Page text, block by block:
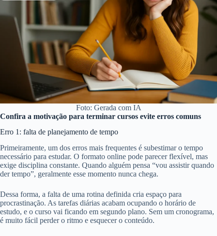
Foto: Gerada com IA
Confira a motivação para terminar cursos evite erros comuns
Erro 1: falta de planejamento de tempo
Primeiramente, um dos erros mais frequentes é subestimar o tempo
necessário para estudar. O formato online pode parecer flexível, mas
exige disciplina constante. Quando alguém pensa “vou assistir quando
der tempo”, geralmente esse momento nunca chega.
Dessa forma, a falta de uma rotina definida cria espaço para
procrastinação. As tarefas diárias acabam ocupando o horário de
estudo, e o curso vai ficando em segundo plano. Sem um cronograma,
é muito fácil perder o ritmo e esquecer o conteúdo.